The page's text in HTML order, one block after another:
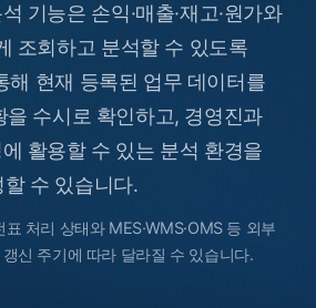
기능은 손익·매출·재고·원가와
조회하고 분석할 수 있도록
해 현재 등록된 업무 데이터를
을 수시로 확인하고, 경영진과
활용할 수 있는 분석 환경을
할 수 있습니다.
처리 상태와 MES·WMS·OMS 등 외부
신 주기에 따라 달라질 수 있습니다.